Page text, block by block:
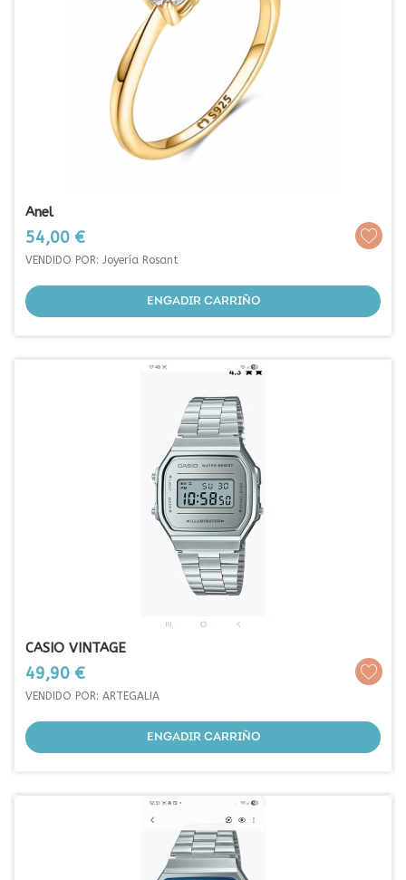
Anel
Prezo
54,00 €
VENDIDO POR: Joyería Rosant
ENGADIR CARRIÑO
CASIO VINTAGE
Prezo
49,90 €
VENDIDO POR: ARTEGALIA
ENGADIR CARRIÑO